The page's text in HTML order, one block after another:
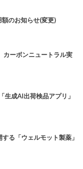
のお知らせ(変更)
カーボンニュートラル実
生成AI出荷検品アプリ」
る「ウェルモット製薬」